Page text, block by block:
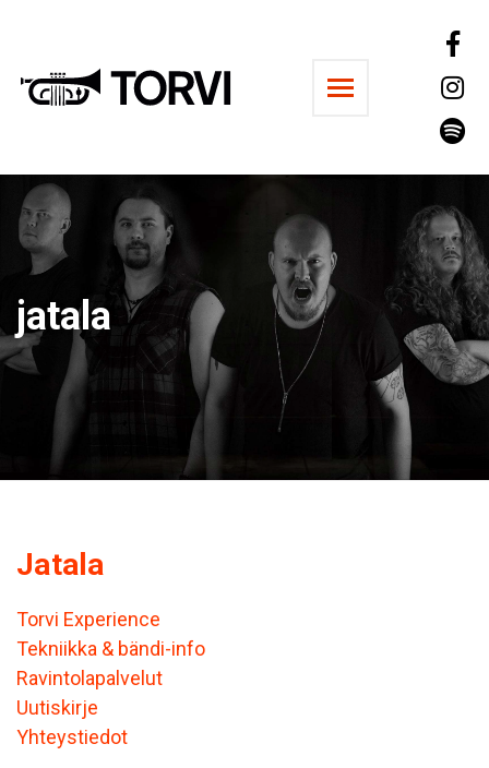
Ravintola Torvi
jatala
Jatala
Torvi Experience
Tekniikka & bändi-info
Ravintolapalvelut
Uutiskirje
Yhteystiedot